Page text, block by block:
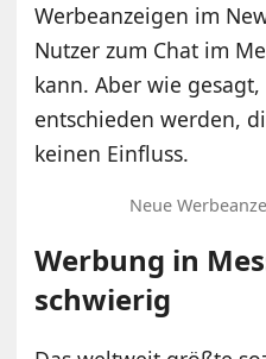
Werbeanzeigen im
Nutzer zum Chat im
kann. Aber wie
entschieden werden,
keinen Einfluss.
Neue
Werbung in
schwierig